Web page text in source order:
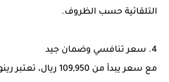
التلقائية حسب الظروف.
4. سعر تنافسي وضمان جيد